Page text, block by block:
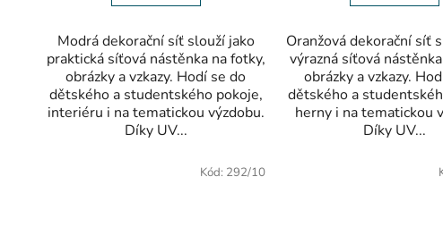
Modrá dekorační síť slouží jako
praktická síťová nástěnka na fotky,
obrázky a vzkazy. Hodí se do
dětského a studentského pokoje,
interiéru i na tematickou výzdobu.
Díky UV...
Oranžová dekorační síť
výrazná síťová
obrázky a vzkazy.
dětského a
herny i na tematickou
Díky UV...
Kód: 292/10